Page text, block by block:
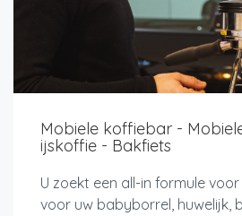
Mobiele koffiebar -
ijskoffie - Bakfiets
U zoekt een all-in formule
voor uw babyborrel, huwelijk,